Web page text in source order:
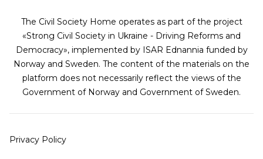
The Civil Society Home operates as part of the project
«Strong Civil Society in Ukraine - Driving Reforms and
Democracy», implemented by ISAR Ednannia funded by
Norway and Sweden. The content of the materials on the
platform does not necessarily reflect the views of the
Government of Norway and Government of Sweden.
Privacy Policy